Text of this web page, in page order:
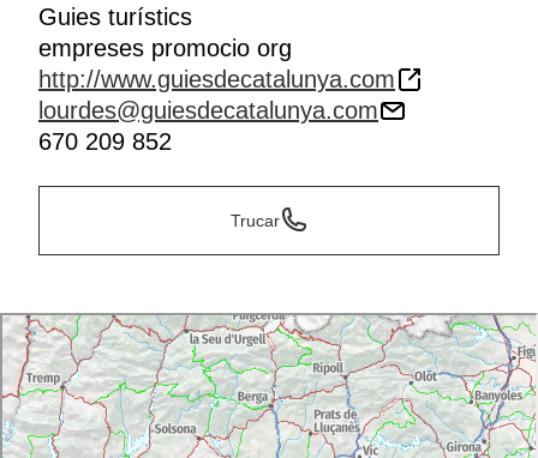
Guies turístics
empreses promocio org
http://www.guiesdecatalunya.com
lourdes@guiesdecatalunya.com
670 209 852
Trucar